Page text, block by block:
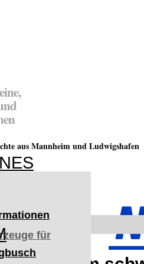
aus Mannheim und Ludwigshafen
für
Czernowitz